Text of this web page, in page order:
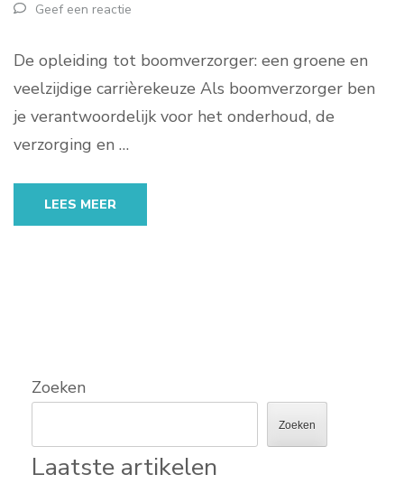
Geef een reactie
De opleiding tot boomverzorger: een groene en
veelzijdige carrièrekeuze Als boomverzorger ben
je verantwoordelijk voor het onderhoud, de
verzorging en …
LEES MEER
Zoeken
Zoeken
Laatste artikelen